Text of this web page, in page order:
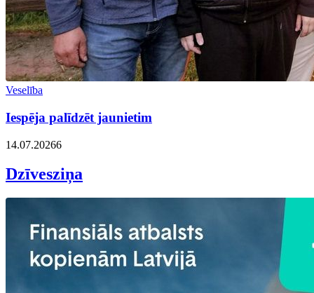
Veselība
Iespēja palīdzēt jaunietim
14.07.20266
Dzīvesziņa